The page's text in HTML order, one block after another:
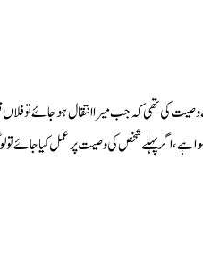
کی تھی کہ جب میرا انتقال ہوجائے تو فلاں
اگر پہلے شخص کی وصیت پر عمل کیا جائے تو